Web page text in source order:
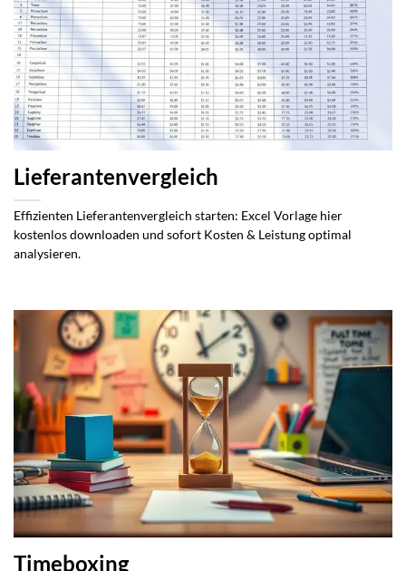
Lieferantenvergleich
Effizienten Lieferantenvergleich starten: Excel Vorlage hier
kostenlos downloaden und sofort Kosten & Leistung optimal
analysieren.
Timeboxing